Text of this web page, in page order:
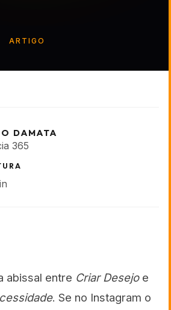
ARTIGO
DAMATA
365
abissal entre Criar Desejoe
. Se no Instagram o